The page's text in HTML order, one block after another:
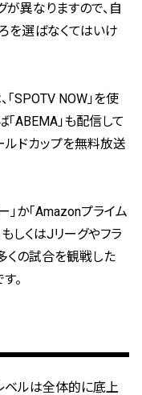
異なりますので、自
を選ばなくてはいけ
SPOTV NOW」を使
「ABEMA」も配信して
ルドカップを無料放送
」か「Amazonプライム
もしくはJリーグやフラ
くの試合を観戦した
。
ベルは全体的に底上